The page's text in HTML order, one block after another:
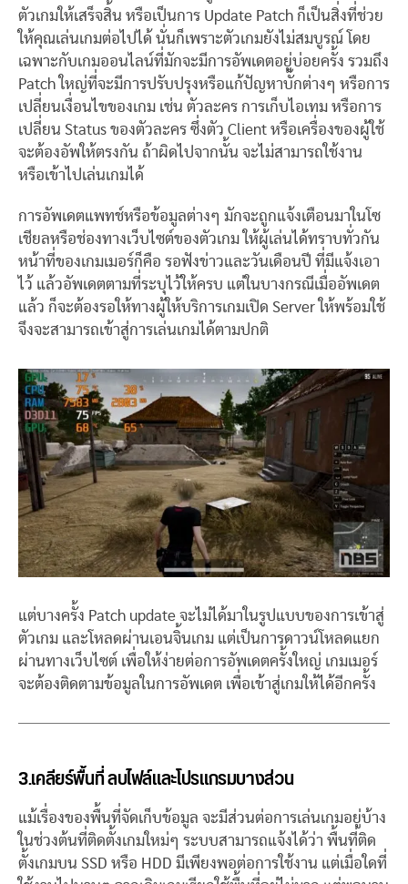
ตัวเกมให้เสร็จสิ้น หรือเป็นการ Update Patch ก็เป็นสิ่งที่ช่วย
ให้คุณเล่นเกมต่อไปได้ นั่นก็เพราะตัวเกมยังไม่สมบูรณ์ โดย
เฉพาะกับเกมออนไลน์ที่มักจะมีการอัพเดตอยู่บ่อยครั้ง รวมถึง
Patch ใหญ่ที่จะมีการปรับปรุงหรือแก้ปัญหาบั๊กต่างๆ หรือการ
เปลี่ยนเงื่อนไขของเกม เช่น ตัวละคร การเก็บไอเทม หรือการ
เปลี่ยน Status ของตัวละคร ซึ่งตัว Client หรือเครื่องของผู้ใช้
จะต้องอัพให้ตรงกัน ถ้าผิดไปจากนั้น จะไม่สามารถใช้งาน
หรือเข้าไปเล่นเกมได้
การอัพเดตแพทช์หรือข้อมูลต่างๆ มักจะถูกแจ้งเตือนมาในโซ
เชียลหรือช่องทางเว็บไซต์ของตัวเกม ให้ผู้เล่นได้ทราบทั่วกัน
หน้าที่ของเกมเมอร์ก็คือ รอฟังข่าวและวันเดือนปี ที่มีแจ้งเอา
ไว้ แล้วอัพเดตตามที่ระบุไว้ให้ครบ แต่ในบางกรณีเมื่ออัพเดต
แล้ว ก็จะต้องรอให้ทางผู้ให้บริการเกมเปิด Server ให้พร้อมใช้
จึงจะสามารถเข้าสู่การเล่นเกมได้ตามปกติ
แต่บางครั้ง Patch update จะไม่ได้มาในรูปแบบของการเข้าสู่
ตัวเกม และโหลดผ่านเอนจิ้นเกม แต่เป็นการดาวน์โหลดแยก
ผ่านทางเว็บไซต์ เพื่อให้ง่ายต่อการอัพเดตครั้งใหญ่ เกมเมอร์
จะต้องติดตามข้อมูลในการอัพเดต เพื่อเข้าสู่เกมให้ได้อีกครั้ง
3.เคลียร์พื้นที่ ลบไฟล์และโปรแกรมบางส่วน
แม้เรื่องของพื้นที่จัดเก็บข้อมูล จะมีส่วนต่อการเล่นเกมอยู่บ้าง
ในช่วงต้นที่ติดตั้งเกมใหม่ๆ ระบบสามารถแจ้งได้ว่า พื้นที่ติด
ตั้งเกมบน SSD หรือ HDD มีเพียงพอต่อการใช้งาน แต่เมื่อใดที่